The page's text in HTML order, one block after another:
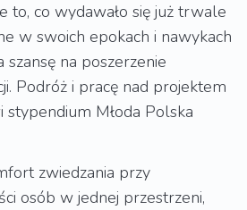
to, co wydawało się już trwale
w swoich epokach i nawykach
szansę na poszerzenie
Podróż i pracę nad projektem
Młoda Polska
zwiedzania przy
osób w jednej przestrzeni,